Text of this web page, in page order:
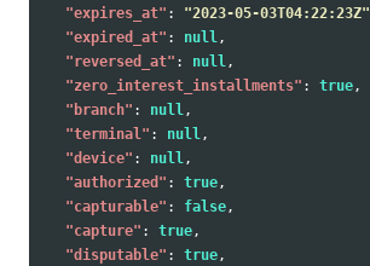
"expires_at" : "2023-05-03T04:22:23Z"
"expired_at" : null,
"reversed_at" : null,
"zero_interest_installments" : true,
"branch" : null,
"terminal" : null,
"device" : null,
"authorized" : true,
"capturable" : false,
"capture" : true,
"disputable" : true,